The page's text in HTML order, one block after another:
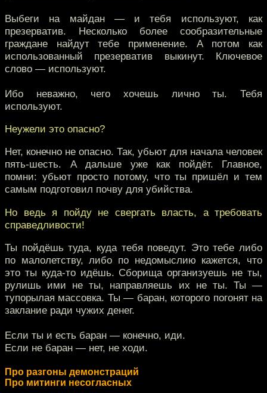
Выбеги на майдан — и тебя используют, как
презерватив. Несколько более сообразительные
граждане найдут тебе применение. А потом как
использованный презерватив выкинут. Ключевое
слово — используют.
Ибо неважно, чего хочешь лично ты. Тебя
используют.
Неужели это опасно?
Нет, конечно не опасно. Так, убьют для начала человек
пять-шесть. А дальше уже как пойдёт. Главное,
помни: убьют просто потому, что ты пришёл и тем
самым подготовил почву для убийства.
Но ведь я пойду не свергать власть, а требовать
справедливости!
Ты пойдёшь туда, куда тебя поведут. Это тебе либо
по малолетству, либо по недомыслию кажется, что
это ты куда-то идёшь. Сборища организуешь не ты,
рулишь ими не ты, направляешь их не ты. Ты —
тупорылая массовка. Ты — баран, которого погонят на
заклание ради чужих денег.
Если ты и есть баран — конечно, иди.
Если не баран — нет, не ходи.
Про разгоны демонстраций
Про митинги несогласных